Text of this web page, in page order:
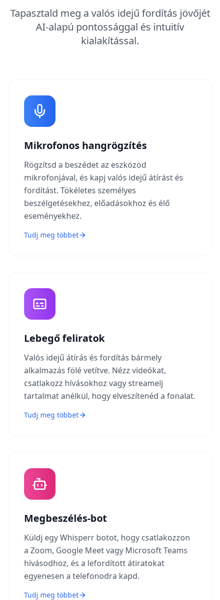
Tapasztald meg a valós idejű fordítás jövőjét
AI-alapú pontossággal és intuitív
kialakítással.
Mikrofonos hangrögzítés
Rögzítsd a beszédet az eszközöd
mikrofonjával, és kapj valós idejű átírást és
fordítást. Tökéletes személyes
beszélgetésekhez, előadásokhoz és élő
eseményekhez.
Tudj meg többet
Lebegő feliratok
Valós idejű átírás és fordítás bármely
alkalmazás fölé vetítve. Nézz videókat,
csatlakozz hívásokhoz vagy streamelj
tartalmat anélkül, hogy elveszítenéd a fonalat.
Tudj meg többet
Megbeszélés-bot
Küldj egy Whisperr botot, hogy csatlakozzon
a Zoom, Google Meet vagy Microsoft Teams
hívásodhoz, és a lefordított átiratokat
egyenesen a telefonodra kapd.
Tudj meg többet